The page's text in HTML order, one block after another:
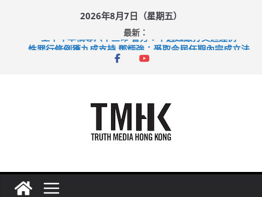
2026年8月7日（星期五）
最新：
上半年車禍奪六十三命 警方：下週起嚴打交通違例
性罪行修例獲九成支持 鄧炳強：爭取今屆任期內完成立法
涉造假公屋富戶申報表 倉管員准保釋候訊